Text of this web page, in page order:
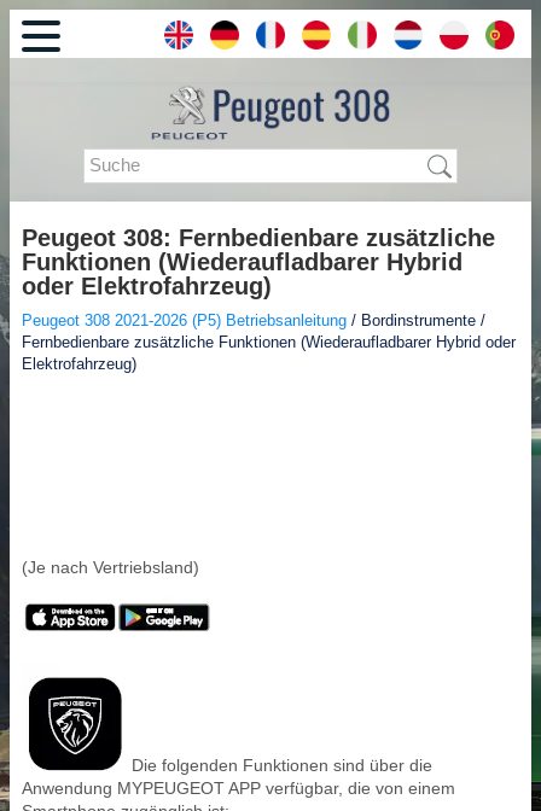
Peugeot 308: Fernbedienbare zusätzliche
Funktionen (Wiederaufladbarer Hybrid
oder Elektrofahrzeug)
Peugeot 308 2021-2026 (P5) Betriebsanleitung / Bordinstrumente /
Fernbedienbare zusätzliche Funktionen (Wiederaufladbarer Hybrid oder
Elektrofahrzeug)
(Je nach Vertriebsland)
Die folgenden Funktionen sind über die
Anwendung MYPEUGEOT APP verfügbar, die von einem